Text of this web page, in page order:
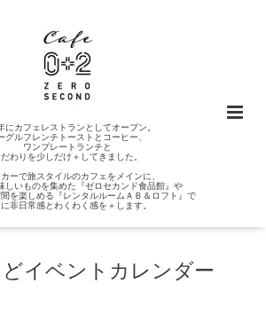
にカフェレストランとしてオープン。
グルフレンチトーストとコーヒー、
ワンプレートランチと
だわりを少しだけ＋してきました。
カーで旅スタイルのカフェをメインに、
しいものを集めた『ゼロセカンド食品館』や
を楽しめる『レンタルルームＡＢ＆ロフト』で
に非日常感とわくわく感を＋します。
イベントカレンダー